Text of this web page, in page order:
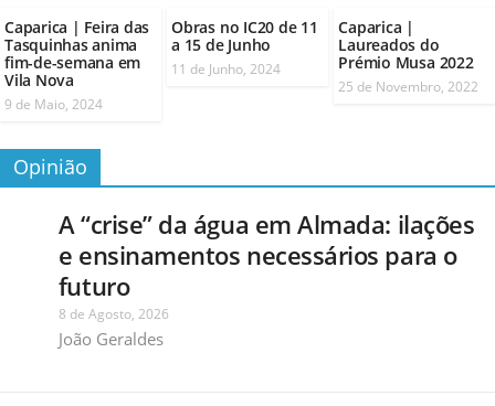
Caparica | Feira das
Tasquinhas anima
fim-de-semana em
Vila Nova
9 de Maio, 2024
Obras no IC20 de 11
a 15 de Junho
11 de Junho, 2024
Caparica |
Laureados do
Prémio Musa 2022
25 de Novembro, 2022
Opinião
A “crise” da água em Almada: ilações
e ensinamentos necessários para o
futuro
8 de Agosto, 2026
João Geraldes